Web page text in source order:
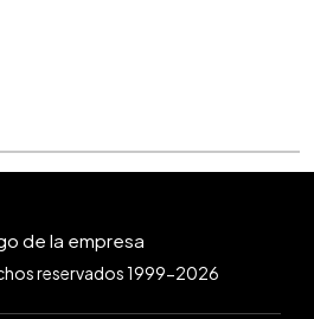
reservados 1999-2026